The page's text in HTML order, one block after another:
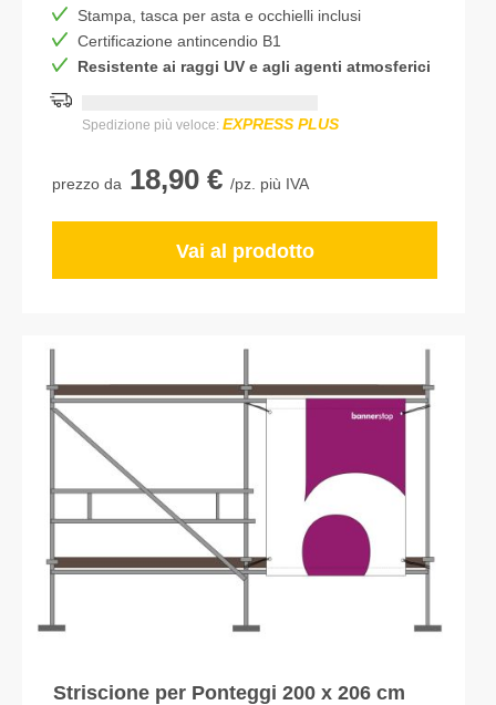
Stampa, tasca per asta e occhielli inclusi
Certificazione antincendio B1
Resistente ai raggi UV e agli agenti atmosferici
Spedizione più veloce: EXPRESS PLUS
prezzo da 18,90 € /pz. più IVA
Vai al prodotto
Striscione per Ponteggi 200 x 206 cm